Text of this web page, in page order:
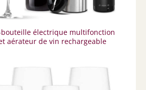
bouteille électrique multifonction
aérateur de vin rechargeable